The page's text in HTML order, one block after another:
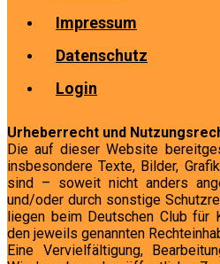
Impressum
Datenschutz
Login
Urheberrecht und
Die auf dieser Website
insbesondere Texte, Bilder,
sind – soweit nicht anders
und/oder durch sonstige
liegen beim Deutschen Club für
den jeweils genannten
Eine Vervielfältigung,